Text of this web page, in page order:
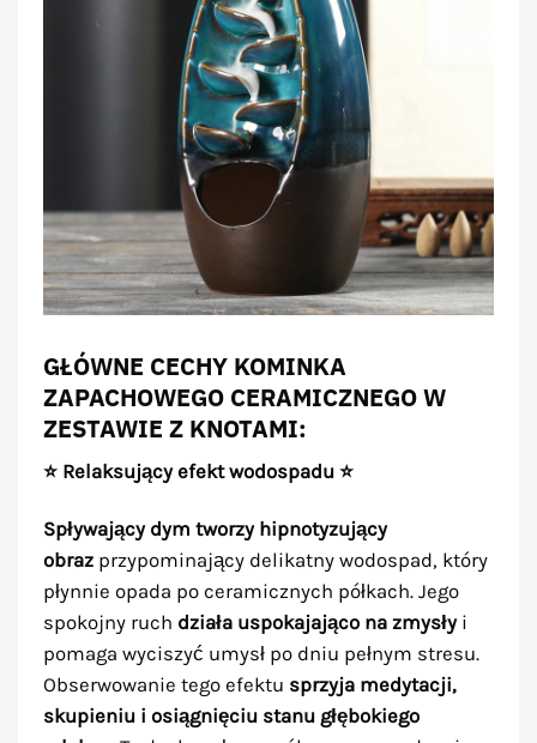
GŁÓWNE CECHY KOMINKA
ZAPACHOWEGO CERAMICZNEGO W
ZESTAWIE Z KNOTAMI:
⭐ Relaksujący efekt wodospadu ⭐
Spływający dym tworzy hipnotyzujący
obraz przypominający delikatny wodospad, który
płynnie opada po ceramicznych półkach. Jego
spokojny ruch działa uspokajająco na zmysłyi
pomaga wyciszyć umysł po dniu pełnym stresu.
Obserwowanie tego efektu sprzyja medytacji,
skupieniu i osiągnięciu stanu głębokiego